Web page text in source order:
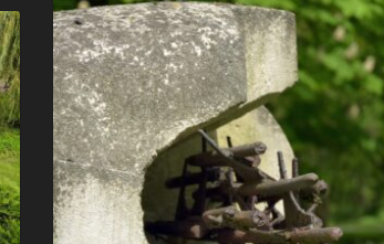
–
Tarnowskie
Góry
Sowice